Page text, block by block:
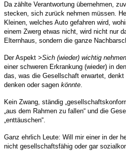
Da zählte Verantwortung übernehmen,
stecken, sich zurück nehmen müssen.
Kleinen, welches Auto gefahren wird,
einem Zwerg etwas nicht, wird nicht nur
Elternhaus, sondern die ganze
Der Aspekt >Sich (wieder) wichtig
einer schweren Erkrankung (wieder) in
das, was die Gesellschaft erwartet, denkt
denken oder sagen könnte.
Kein Zwang, ständig
„aus dem Rahmen zu fallen“ und die
„enttäuschen“.
Ganz ehrlich Leute: Will mir einer in der
nicht gesellschaftsfähig oder gar